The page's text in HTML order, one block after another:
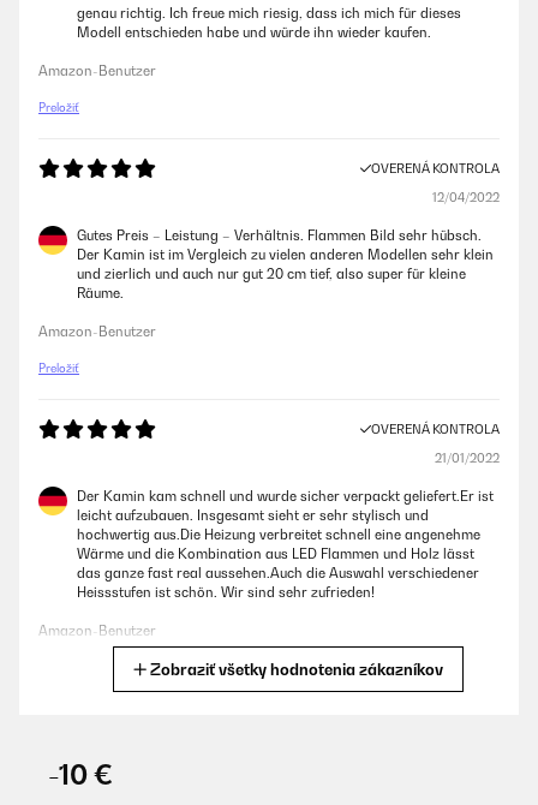
genau richtig. Ich freue mich riesig, dass ich mich für dieses
Modell entschieden habe und würde ihn wieder kaufen.
Amazon-Benutzer
Preložiť
OVERENÁ KONTROLA
12/04/2022
Gutes Preis – Leistung – Verhältnis. Flammen Bild sehr hübsch.
Der Kamin ist im Vergleich zu vielen anderen Modellen sehr klein
und zierlich und auch nur gut 20 cm tief, also super für kleine
Räume.
Amazon-Benutzer
Preložiť
OVERENÁ KONTROLA
21/01/2022
Der Kamin kam schnell und wurde sicher verpackt geliefert.Er ist
leicht aufzubauen. Insgesamt sieht er sehr stylisch und
hochwertig aus.Die Heizung verbreitet schnell eine angenehme
Wärme und die Kombination aus LED Flammen und Holz lässt
das ganze fast real aussehen.Auch die Auswahl verschiedener
Heissstufen ist schön. Wir sind sehr zufrieden!
Amazon-Benutzer
Zobraziť všetky hodnotenia zákazníkov
-10 €